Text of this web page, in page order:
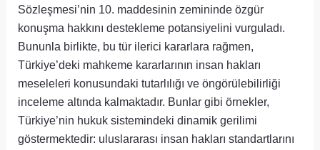
Sözleşmesi’nin 10. maddesinin zemininde özgür
konuşma hakkını destekleme potansiyelini vurguladı.
Bununla birlikte, bu tür ilerici kararlara rağmen,
Türkiye’deki mahkeme kararlarının insan hakları
meseleleri konusundaki tutarlılığı ve öngörülebilirliği
inceleme altında kalmaktadır. Bunlar gibi örnekler,
Türkiye’nin hukuk sistemindeki dinamik gerilimi
göstermektedir: uluslararası insan hakları standartlarını